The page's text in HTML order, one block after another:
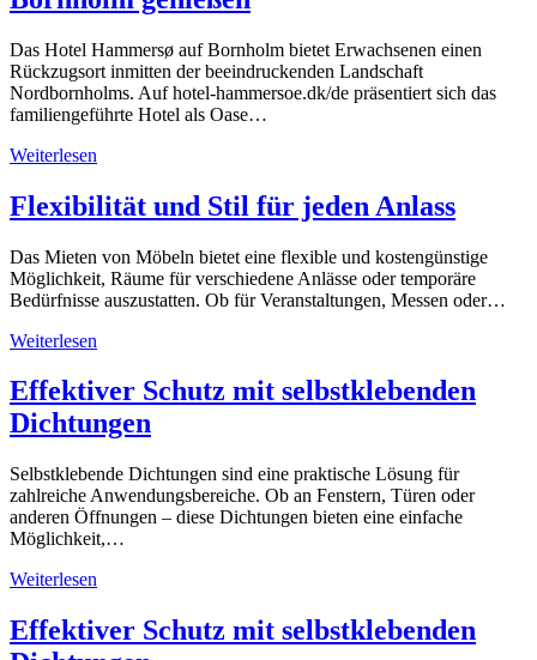
Das Hotel Hammersø auf Bornholm bietet Erwachsenen einen
Rückzugsort inmitten der beeindruckenden Landschaft
Nordbornholms. Auf hotel-hammersoe.dk/de präsentiert sich das
familiengeführte Hotel als Oase…
Weiterlesen
Flexibilität und Stil für jeden Anlass
Das Mieten von Möbeln bietet eine flexible und kostengünstige
Möglichkeit, Räume für verschiedene Anlässe oder temporäre
Bedürfnisse auszustatten. Ob für Veranstaltungen, Messen oder…
Weiterlesen
Effektiver Schutz mit selbstklebenden
Dichtungen
Selbstklebende Dichtungen sind eine praktische Lösung für
zahlreiche Anwendungsbereiche. Ob an Fenstern, Türen oder
anderen Öffnungen – diese Dichtungen bieten eine einfache
Möglichkeit,…
Weiterlesen
Effektiver Schutz mit selbstklebenden